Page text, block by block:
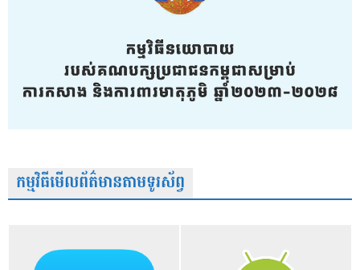
កម្មវិធីមើលព័ត៌មានតាមទូរស័ព្វ